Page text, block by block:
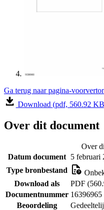
Ga terug naar pagina-
Download (pdf, 560.92
Over dit document
Over
Datum document 5 februari
Type bronbestand
Download als
PDF
Documentnummer 16396965
Beoordeling